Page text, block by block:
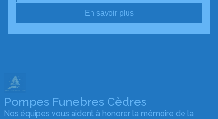
En savoir plus
Pompes Funebres Cèdres
Nos équipes vous aident à honorer la mémoire de la